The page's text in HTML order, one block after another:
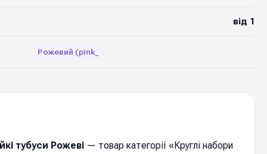
від 1
Рожевий (pink_
тубуси Рожеві — товар категорії «Круглі набори